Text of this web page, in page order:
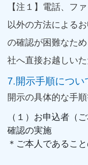
【注１】電話、フ
以外の方法による
の確認が困難なた
社へ直接お越しい
7.開示手順につい
開示の具体的な手
（１）お申込者（
確認の実施
＊ご本人であるこ